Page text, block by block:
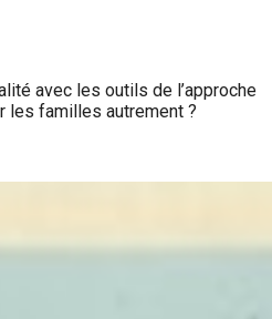
avec les outils de l’approche
les familles autrement ?